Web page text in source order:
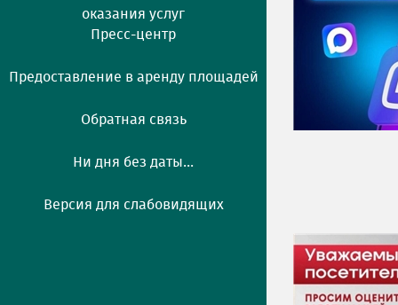
оказания услуг
Пресс-центр
Предоставление в аренду площадей
Обратная связь
Ни дня без даты...
Версия для слабовидящих